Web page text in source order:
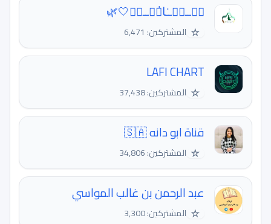
نۨــڛۣــٰا̍ٻۧــمۘ🤍🌿
☆ المشتركين: 6,471
LAFI CHART
☆ المشتركين: 37,438
قناة ابو دانه 🇸🇦
☆ المشتركين: 34,806
عبد الرحمن بن غالب المواسي
☆ المشتركين: 3,300